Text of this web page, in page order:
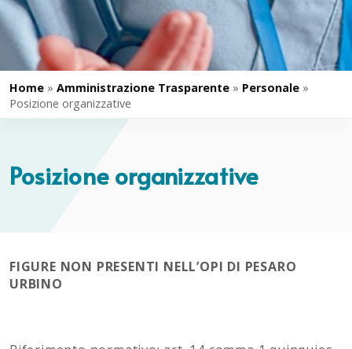
Home » Amministrazione Trasparente » Personale »
Posizione organizzative
Posizione organizzative
FIGURE NON PRESENTI NELL’OPI DI PESARO
URBINO